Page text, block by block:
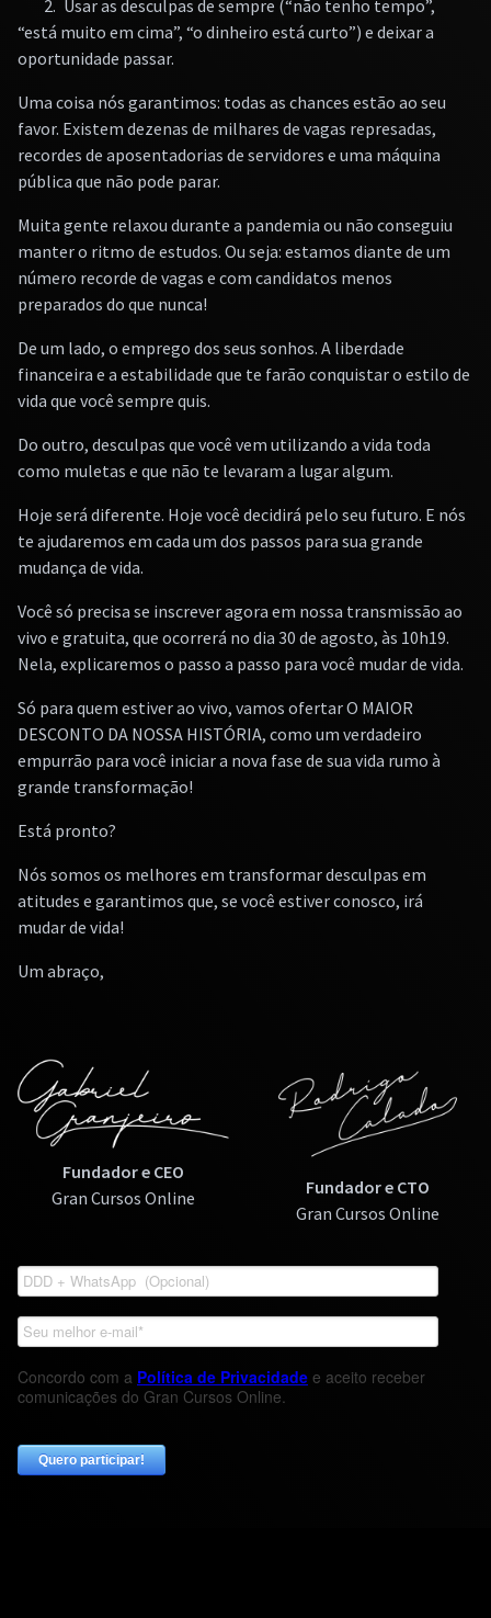
2. Usar as desculpas de sempre (“não tenho tempo”,
“está muito em cima”, “o dinheiro está curto”) e deixar a
oportunidade passar.
Uma coisa nós garantimos: todas as chances estão ao seu
favor. Existem dezenas de milhares de vagas represadas,
recordes de aposentadorias de servidores e uma máquina
pública que não pode parar.
Muita gente relaxou durante a pandemia ou não conseguiu
manter o ritmo de estudos. Ou seja: estamos diante de um
número recorde de vagas e com candidatos menos
preparados do que nunca!
De um lado, o emprego dos seus sonhos. A liberdade
financeira e a estabilidade que te farão conquistar o estilo de
vida que você sempre quis.
Do outro, desculpas que você vem utilizando a vida toda
como muletas e que não te levaram a lugar algum.
Hoje será diferente. Hoje você decidirá pelo seu futuro. E nós
te ajudaremos em cada um dos passos para sua grande
mudança de vida.
Você só precisa se inscrever agora em nossa transmissão ao
vivo e gratuita, que ocorrerá no dia 30 de agosto, às 10h19.
Nela, explicaremos o passo a passo para você mudar de vida.
Só para quem estiver ao vivo, vamos ofertar O MAIOR
DESCONTO DA NOSSA HISTÓRIA, como um verdadeiro
empurrão para você iniciar a nova fase de sua vida rumo à
grande transformação!
Está pronto?
Nós somos os melhores em transformar desculpas em
atitudes e garantimos que, se você estiver conosco, irá
mudar de vida!
Um abraço,
Fundador e CEO
Gran Cursos Online
Fundador e CTO
Gran Cursos Online